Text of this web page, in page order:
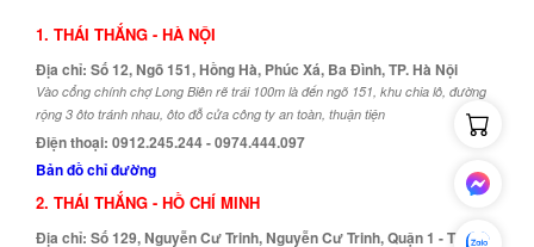
1. THÁI THẮNG - HÀ NỘI
Địa chỉ: Số 12, Ngõ 151, Hồng Hà, Phúc Xá, Ba Đình, TP. Hà Nội
Vào cổng chính chợ Long Biên rẽ trái 100m là đến ngõ 151, khu chia lô, đường
rộng 3 ôto tránh nhau, ôto đỗ cửa công ty an toàn, thuận tiện
Điện thoại: 0912.245.244 - 0974.444.097
Bản đồ chỉ đường
2. THÁI THẮNG - HỒ CHÍ MINH
Địa chỉ: Số 129, Nguyễn Cư Trinh, Nguyễn Cư Trinh, Quận 1 - TP. Hồ